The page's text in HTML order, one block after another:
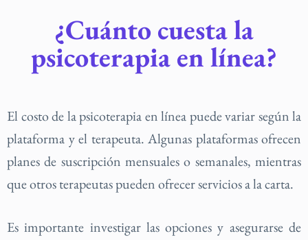
¿Cuánto cuesta la
psicoterapia en línea?
El costo de la psicoterapia en línea puede variar según la
plataforma y el terapeuta. Algunas plataformas ofrecen
planes de suscripción mensuales o semanales, mientras
que otros terapeutas pueden ofrecer servicios a la carta.
Es importante investigar las opciones y asegurarse de